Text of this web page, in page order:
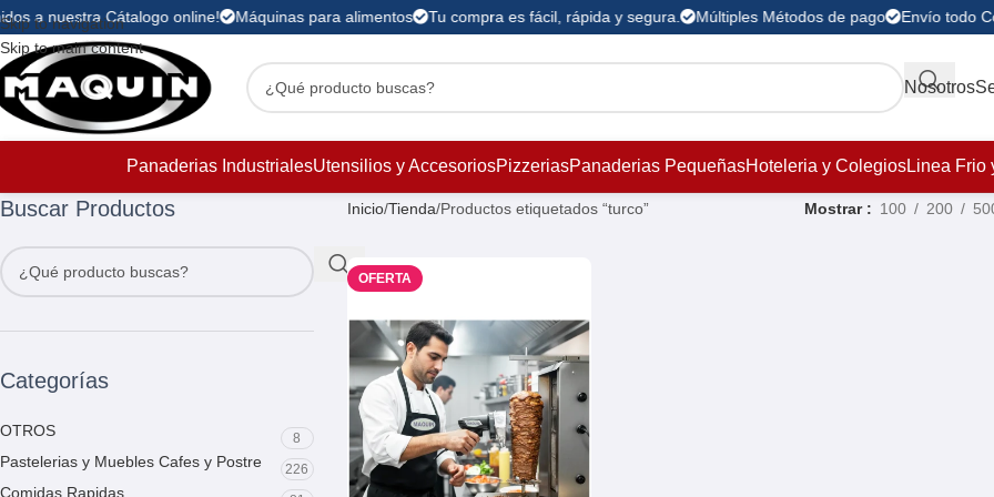
Skip to navigation
Skip to main content
a nuestra Cátalogo online! Máquinas para alimentos Tu compra es fácil, rápida y segura. Múltiples Métodos de pago Envío todo
Nosotros
Panaderias IndustrialesUtensilios y AccesoriosPizzeriasPanaderias PequeñasHoteleria y ColegiosLinea Frio
Buscar Productos
Categorías
OTROS 8
Pastelerias y Muebles Cafes y Postre 226
Comidas Rapidas
Inicio Tienda Productos etiquetados “turco” Mostrar 100 200
OFERTA